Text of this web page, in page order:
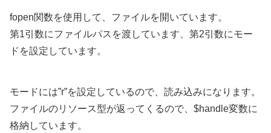
fopen関数を使用して、ファイルを開いています。
第1引数にファイルパスを渡しています、第2引数にモー
ドを設定しています。
モードには”r”を設定しているので、読み込みになります。
ファイルのリソース型が返ってくるので、$handle変数に
格納しています。